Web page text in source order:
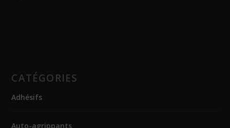
CATÉGORIES
Adhésifs
Auto-agrippants